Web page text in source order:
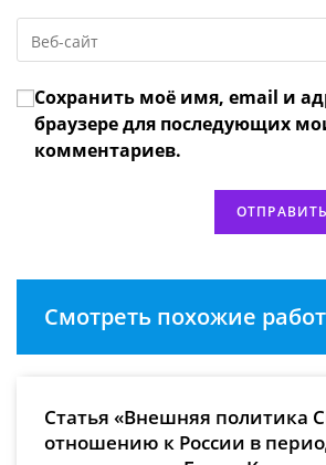
чтобы
прокомментировать
адрес,
чтобы
URL
веб-
сайта
(необязательно)
Сохранить моё имя, email и
браузере для последующих
комментариев.
Смотреть похожие
Статья «Внешняя политика
отношению к России в